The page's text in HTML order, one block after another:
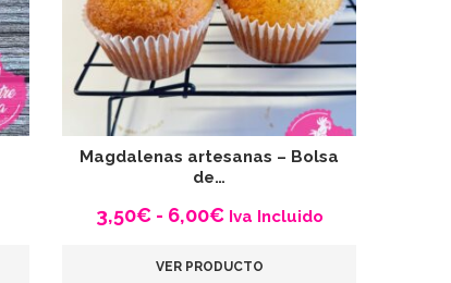
Magdalenas artesanas – Bolsa
de…
3,50€ - 6,00€Rango
Iva Incluido
VER PRODUCTO